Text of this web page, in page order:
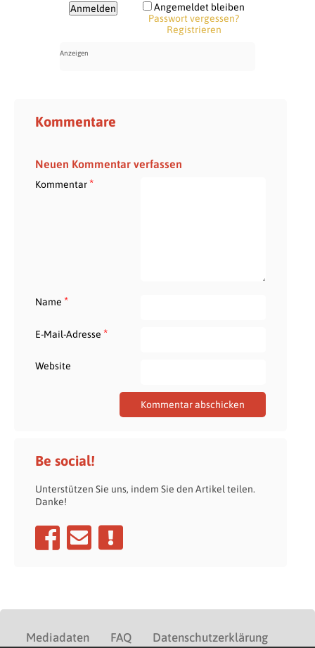
Angemeldet bleiben
Passwort vergessen?
Registrieren
Kommentare
Neuen Kommentar verfassen
Kommentar*
Name *
E-Mail-Adresse *
Website
Be social!
Unterstützen Sie uns, indem Sie den Artikel teilen.
Danke!
Mediadaten FAQ Datenschutzerklärung